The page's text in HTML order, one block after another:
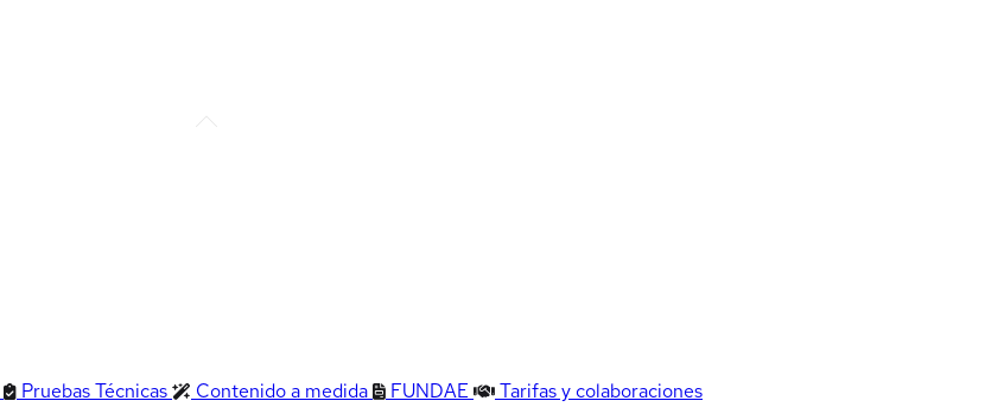
Pruebas Técnicas Contenido a medida FUNDAE
Tarifas y colaboraciones